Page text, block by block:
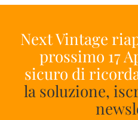
Next Vintage
prossimo 17
sicuro di
la soluzione,